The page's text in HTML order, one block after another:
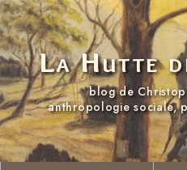
La Hutte
blog de
anthropologie sociale,